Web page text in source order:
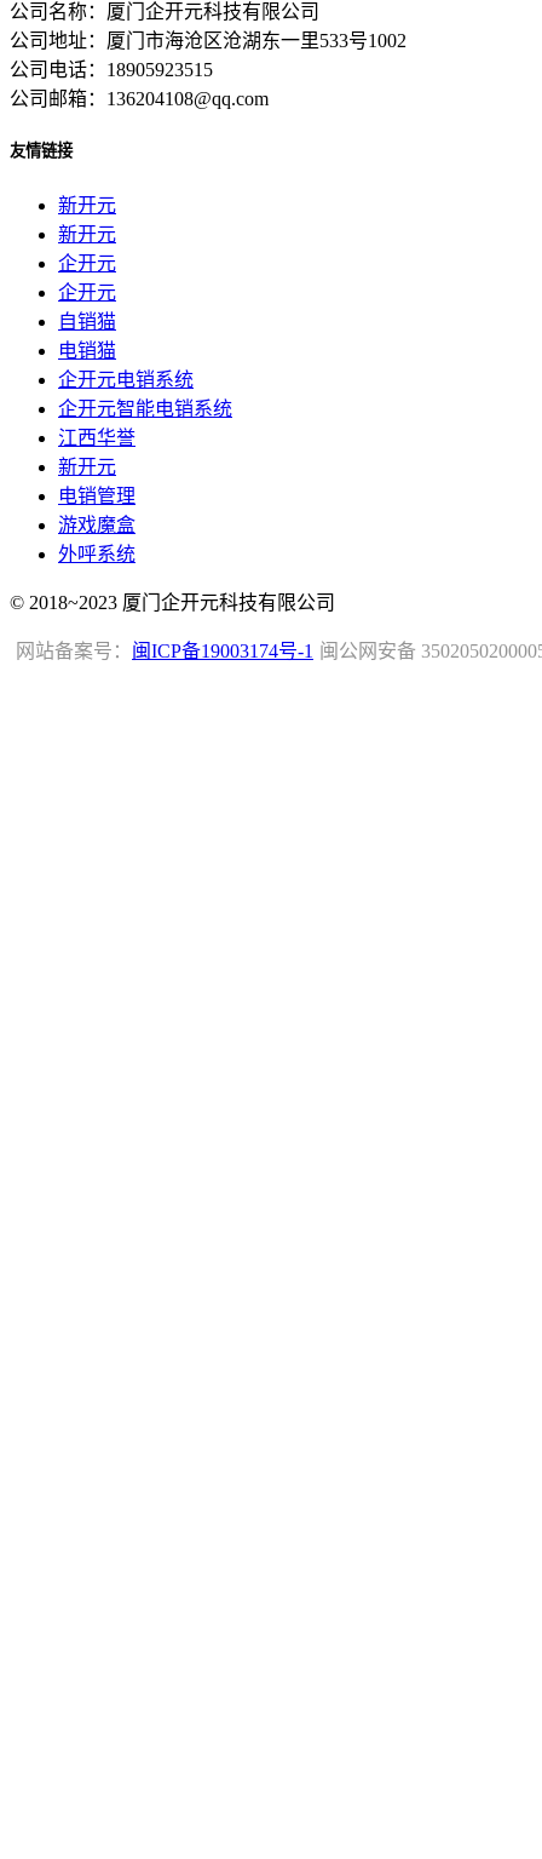
公司名称：厦门企开元科技有限公司
公司地址：厦门市海沧区沧湖东一里533号1002
公司电话：18905923515
公司邮箱：136204108@qq.com
友情链接
新开元
新开元
企开元
企开元
自销猫
电销猫
企开元电销系统
企开元智能电销系统
江西华誉
新开元
电销管理
游戏魔盒
外呼系统
© 2018~2023 厦门企开元科技有限公司
闽公网安备
网站备案号： 闽ICP备19003174号-1